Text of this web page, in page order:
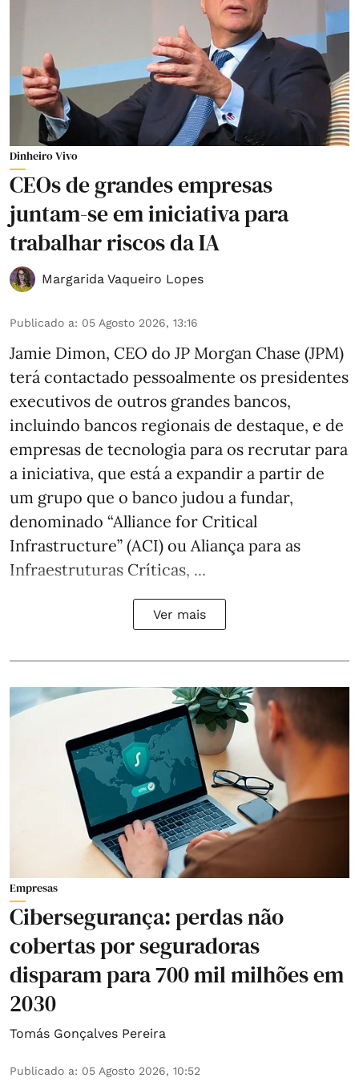
Dinheiro Vivo
CEOs de grandes empresas
juntam-se em iniciativa para
trabalhar riscos da IA
Margarida Vaqueiro Lopes
Publicado a: 05 Agosto 2026, 13:16
Jamie Dimon, CEO do JP Morgan Chase (JPM)
terá contactado pessoalmente os presidentes
executivos de outros grandes bancos,
incluindo bancos regionais de destaque, e de
empresas de tecnologia para os recrutar para
a iniciativa, que está a expandir a partir de
um grupo que o banco judou a fundar,
denominado “Alliance for Critical
Infrastructure” (ACI) ou Aliança para as
Infraestruturas Críticas, ...
Ver mais
Empresas
Cibersegurança: perdas não
cobertas por seguradoras
disparam para 700 mil milhões em
2030
Tomás Gonçalves Pereira
Publicado a: 05 Agosto 2026, 10:52